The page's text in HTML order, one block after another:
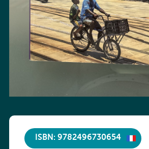
ISBN: 9782496730654